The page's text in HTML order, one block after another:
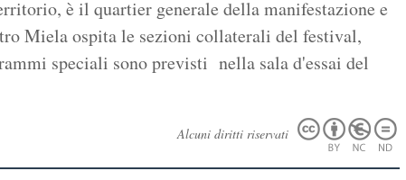
è il quartier generale della manifestazione e
Miela ospita le sezioni collaterali del festival,
speciali sono previsti nella sala d'essai del
Alcuni diritti riservati